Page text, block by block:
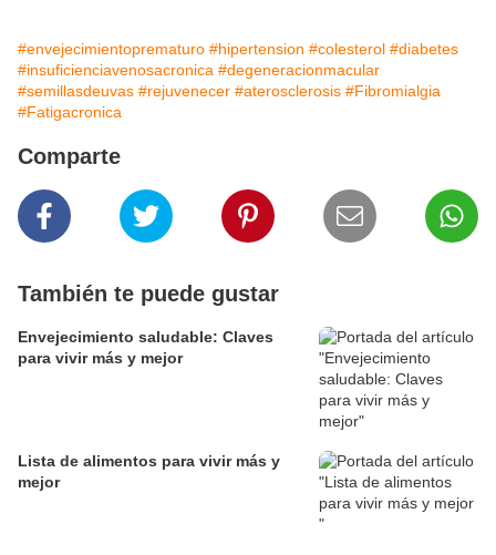
#envejecimientoprematuro #hipertension #colesterol #diabetes
#insuficienciavenosacronica #degeneracionmacular
#semillasdeuvas #rejuvenecer #aterosclerosis #Fibromialgia
#Fatigacronica
Comparte
También te puede gustar
Envejecimiento saludable: Claves
para vivir más y mejor
Lista de alimentos para vivir más y
mejor